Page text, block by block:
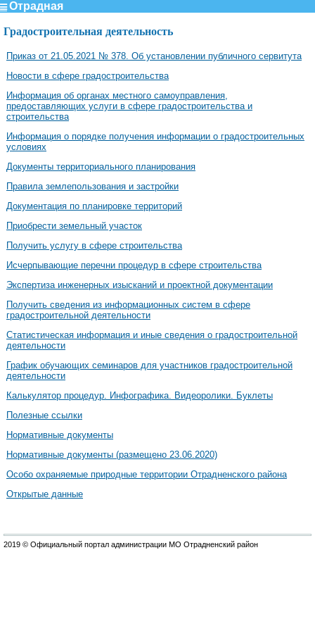
Отрадная
Градостроительная деятельность
Приказ от 21.05.2021 № 378. Об установлении публичного сервитута
Новости в сфере градостроительства
Информация об органах местного самоуправления,
предоставляющих услуги в сфере градостроительства и
строительства
Информация о порядке получения информации о градостроительных
условиях
Документы территориального планирования
Правила землепользования и застройки
Документация по планировке территорий
Приобрести земельный участок
Получить услугу в сфере строительства
Исчерпывающие перечни процедур в сфере строительства
Экспертиза инженерных изысканий и проектной документации
Получить сведения из информационных систем в сфере
градостроительной деятельности
Cтатистическая информация и иные сведения о градостроительной
деятельности
График обучающих семинаров для участников градостроительной
деятельности
Калькулятор процедур. Инфографика. Видеоролики. Буклеты
Полезные ссылки
Нормативные документы
Нормативные документы (размещено 23.06.2020)
Особо охраняемые природные территории Отрадненского района
Открытые данные
2019 © Официальный портал администрации МО Отрадненский район